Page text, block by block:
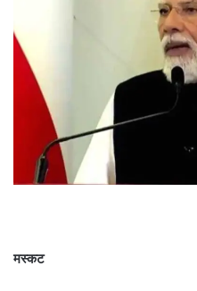
मस्कट